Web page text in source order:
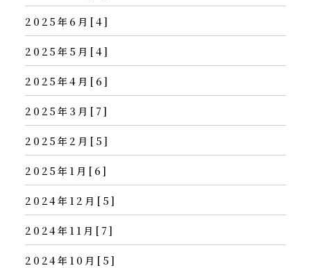
2025年6月[4]
2025年5月[4]
2025年4月[6]
2025年3月[7]
2025年2月[5]
2025年1月[6]
2024年12月[5]
2024年11月[7]
2024年10月[5]